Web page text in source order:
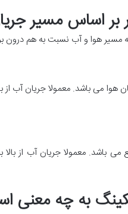
بر اساس مسیر
مسیر هوا و آب نسبت به هم
می باشد. معمولا جریان آب از
باشد. معمولا جریان آب از
به چه معنی